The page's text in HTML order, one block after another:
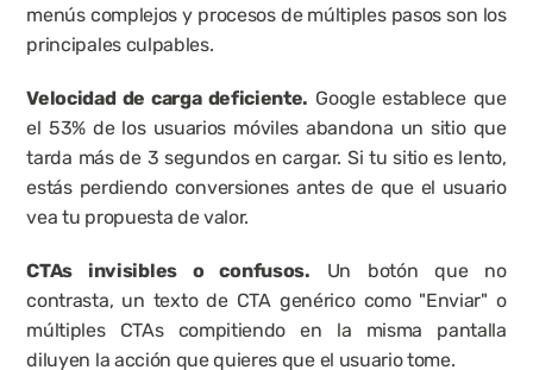
menús complejos y procesos de múltiples pasos son los
principales culpables.
Velocidad de carga deficiente. Google establece que
el 53% de los usuarios móviles abandona un sitio que
tarda más de 3 segundos en cargar. Si tu sitio es lento,
estás perdiendo conversiones antes de que el usuario
vea tu propuesta de valor.
CTAs invisibles o confusos. Un botón que no
contrasta, un texto de CTA genérico como "Enviar" o
múltiples CTAs compitiendo en la misma pantalla
diluyen la acción que quieres que el usuario tome.